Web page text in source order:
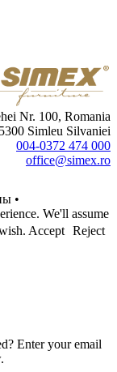
Nr. 100, Romania
Simleu Silvaniei
004-0372 474 000
office@simex.ro
•
We'll assume
Accept Reject
Enter your email